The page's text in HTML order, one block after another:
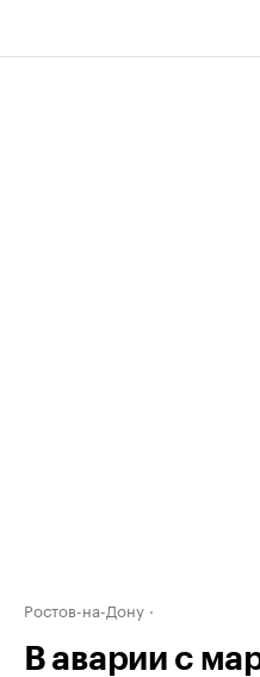
Ростов-на-Дону
В аварии с